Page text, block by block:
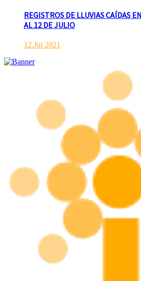
REGISTROS DE LLUVIAS CAÍDAS
AL 12 DE JULIO
12.Jul 2021